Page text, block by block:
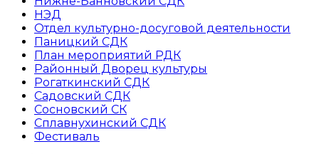
НЭД
Отдел культурно-досуговой деятельности
Паницкий СДК
План мероприятий РДК
Районный Дворец культуры
Рогаткинский СДК
Садовский СДК
Сосновский СК
Сплавнухинский СДК
Фестиваль